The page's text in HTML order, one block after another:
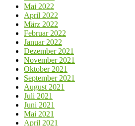
Mai 2022
April 2022
März 2022
Februar 2022
Januar 2022
Dezember 2021
November 2021
Oktober 2021
September 2021
August 2021
Juli 2021
Juni 2021
Mai 2021
April 2021